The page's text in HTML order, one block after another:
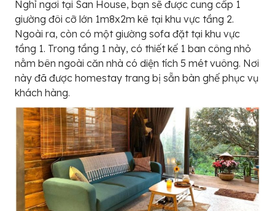
Nghỉ ngơi tại San House, bạn sẽ được cung cấp 1
giường đôi cỡ lớn 1m8x2m kê tại khu vực tầng 2.
Ngoài ra, còn có một giường sofa đặt tại khu vực
tầng 1. Trong tầng 1 này, có thiết kế 1 ban công nhỏ
nằm bên ngoài căn nhà có diện tích 5 mét vuông. Nơi
này đã được homestay trang bị sẵn bàn ghế phục vụ
khách hàng.